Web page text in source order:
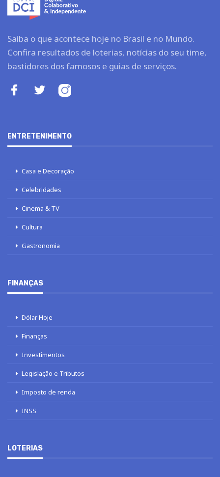
Saiba o que acontece hoje no Brasil e no Mundo.
Confira resultados de loterias, notícias do seu time,
bastidores dos famosos e guias de serviços.
ENTRETENIMENTO
Casa e Decoração
Celebridades
Cinema & TV
Cultura
Gastronomia
FINANÇAS
Dólar Hoje
Finanças
Investimentos
Legislação e Tributos
Imposto de renda
INSS
LOTERIAS